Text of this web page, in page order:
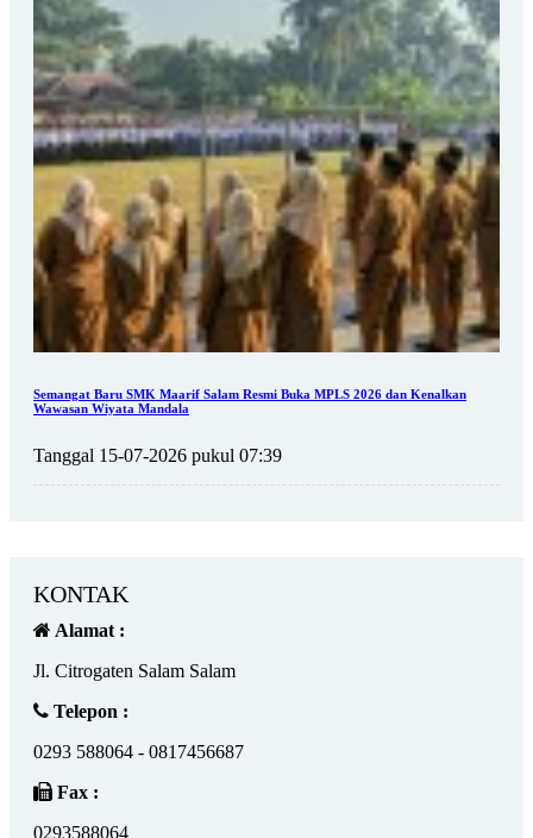
Semangat Baru SMK Maarif Salam Resmi Buka MPLS 2026 dan Kenalkan
Wawasan Wiyata Mandala
Tanggal 15-07-2026 pukul 07:39
KONTAK
Alamat :
Jl. Citrogaten Salam Salam
Telepon :
0293 588064 - 0817456687
Fax :
0293588064